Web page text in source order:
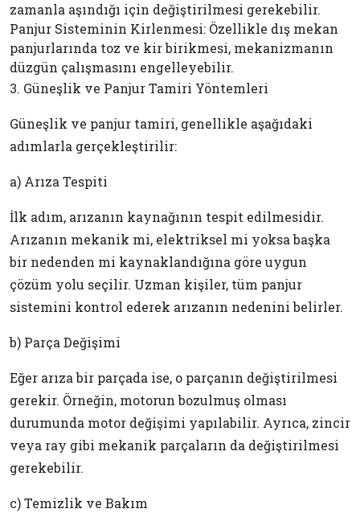
zamanla aşındığı için değiştirilmesi gerekebilir.
Panjur Sisteminin Kirlenmesi: Özellikle dış mekan
panjurlarında toz ve kir birikmesi, mekanizmanın
düzgün çalışmasını engelleyebilir.
3. Güneşlik ve Panjur Tamiri Yöntemleri
Güneşlik ve panjur tamiri, genellikle aşağıdaki
adımlarla gerçekleştirilir:
a) Arıza Tespiti
İlk adım, arızanın kaynağının tespit edilmesidir.
Arızanın mekanik mi, elektriksel mi yoksa başka
bir nedenden mi kaynaklandığına göre uygun
çözüm yolu seçilir. Uzman kişiler, tüm panjur
sistemini kontrol ederek arızanın nedenini belirler.
b) Parça Değişimi
Eğer arıza bir parçada ise, o parçanın değiştirilmesi
gerekir. Örneğin, motorun bozulmuş olması
durumunda motor değişimi yapılabilir. Ayrıca, zincir
veya ray gibi mekanik parçaların da değiştirilmesi
gerekebilir.
c) Temizlik ve Bakım